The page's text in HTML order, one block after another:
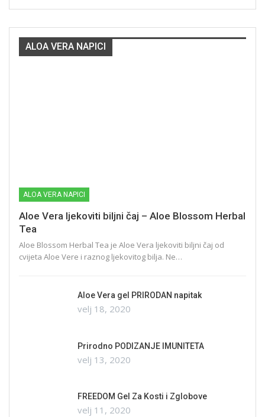
ALOA VERA NAPICI
ALOA VERA NAPICI
Aloe Vera ljekoviti biljni čaj – Aloe Blossom Herbal
Tea
Aloe Blossom Herbal Tea je Aloe Vera ljekoviti biljni čaj od
cvijeta Aloe Vere i raznog ljekovitog bilja. Ne…
Aloe Vera gel PRIRODAN napitak
velj 18, 2020
Prirodno PODIZANJE IMUNITETA
velj 13, 2020
FREEDOM Gel Za Kosti i Zglobove
velj 11, 2020